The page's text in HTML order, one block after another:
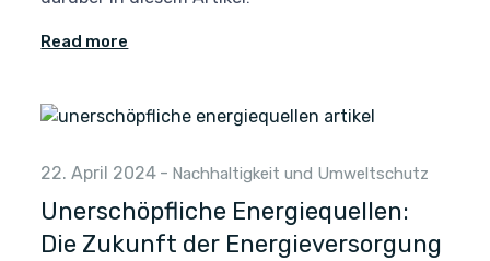
Read more
22. April 2024 - Nachhaltigkeit und Umweltschutz
Unerschöpfliche Energiequellen:
Die Zukunft der Energieversorgung